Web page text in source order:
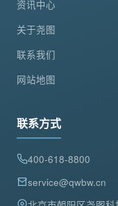
资讯中心
关于尧图
联系我们
网站地图
联系方式
400-618-8800
service@qwbw.cn